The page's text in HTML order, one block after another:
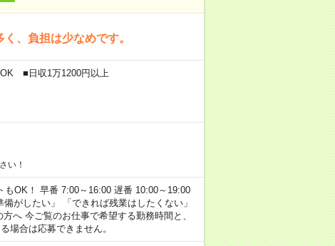
、負担は少なめです。
■日収1万1200円以上
い！
OK！ 早番 7:00～16:00 遅番 10:00～19:00
がしたい」 「できれば残業はしたくない」
へ 今ご覧のお仕事で希望する勤務時間と、
場合は応募できません。